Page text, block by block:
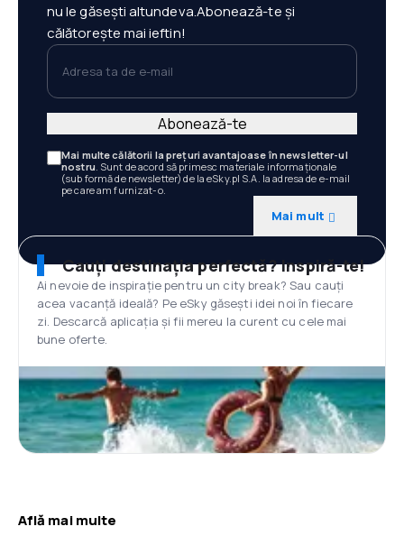
nu le găsești altundeva.Abonează-te și
călătorește mai ieftin!
Adresa ta de e-mail
Mai multe călătorii la prețuri avantajoase în newsletter-ul
nostru. Sunt de acord să primesc materiale informaționale
(sub formă de newsletter) de la eSky.pl S.A. la adresa de e-mail
pe care am furnizat-o.
Mai mult
Abonează-te
Cauți destinația perfectă? Inspiră-te!
Ai nevoie de inspirație pentru un city break? Sau cauți
acea vacanță ideală? Pe eSky găsești idei noi în fiecare
zi. Descarcă aplicația și fii mereu la curent cu cele mai
bune oferte.
Află mai multe